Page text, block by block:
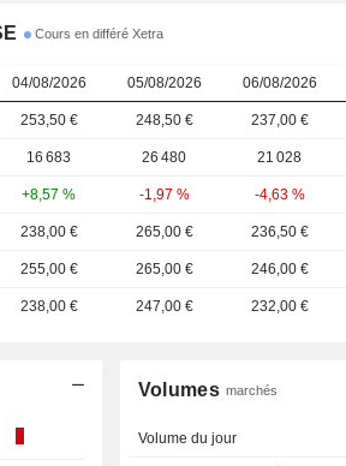
Cours en différé Xetra
04/08/2026 05/08/2026 06/08/2026
253,50 € 248,50 € 237,00 €
16 683 26 480 21 028
+8,57 % -1,97 % -4,63 %
238,00 € 265,00 € 236,50 €
255,00 € 265,00 € 246,00 €
238,00 € 247,00 € 232,00 €
Volumes marchés
Volume du jour